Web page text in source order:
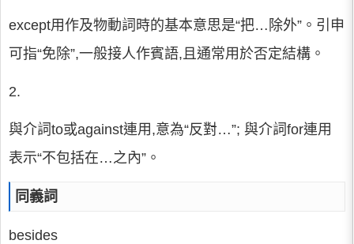
except用作及物動詞時的基本意思是“把…除外”。引申
可指“免除”,一般接人作賓語,且通常用於否定結構。
2.
與介詞to或against連用,意為“反對…”; 與介詞for連用
表示“不包括在…之內”。
同義詞
besides